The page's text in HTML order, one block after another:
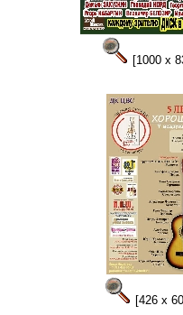
[1000 x
[426 x